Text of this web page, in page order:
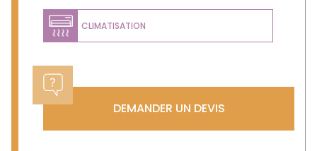
CLIMATISATION
DEMANDER UN DEVIS